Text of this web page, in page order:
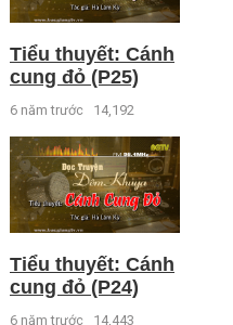
Tiểu thuyết: Cánh
cung đỏ (P25)
6 năm trước 14,192
Tiểu thuyết: Cánh
cung đỏ (P24)
6 năm trước 14,443